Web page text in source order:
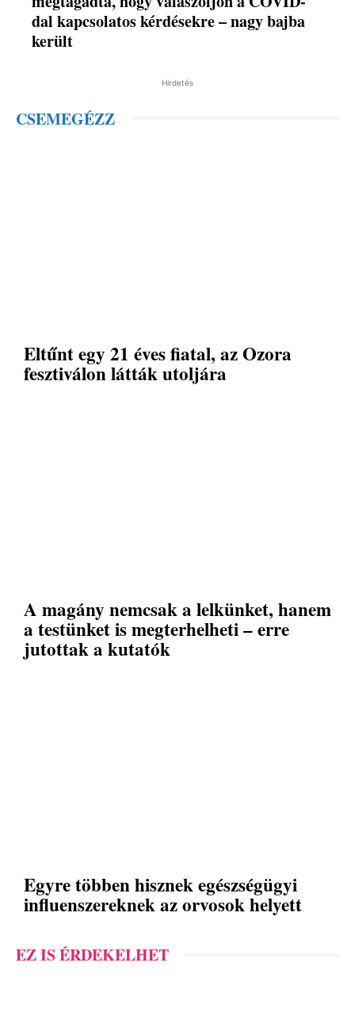
dal kapcsolatos kérdésekre – nagy bajba
került
Hirdetés
CSEMEGÉZZ
Eltűnt egy 21 éves fiatal, az Ozora
fesztiválon látták utoljára
A magány nemcsak a lelkünket, hanem
a testünket is megterhelheti – erre
jutottak a kutatók
Egyre többen hisznek egészségügyi
influenszereknek az orvosok helyett
EZ IS ÉRDEKELHET